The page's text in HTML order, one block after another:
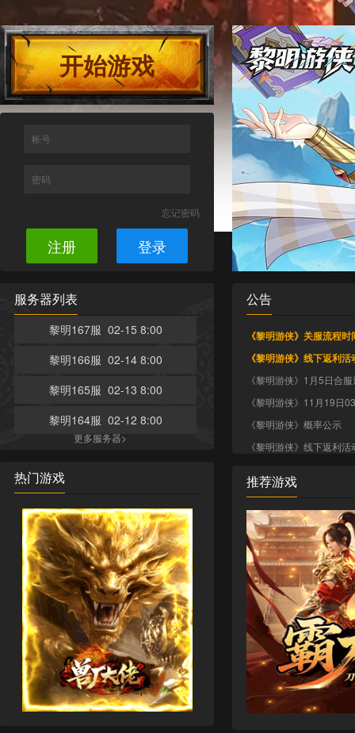
开始游戏
帐号
密码
忘记密码
注册 登录
服务器列表
黎明167服 02-15 8:00
黎明166服 02-14 8:00
黎明165服 02-13 8:00
黎明164服 02-12 8:00
更多服务器>
热门游戏
公告
《黎明游侠》关服流程时
《黎明游侠》线下返利活
《黎明游侠》1月5日合
《黎明游侠》11月19日
《黎明游侠》概率公示
《黎明游侠》线下返利活
推荐游戏